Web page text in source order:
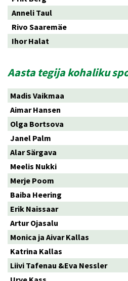
Anneli Taul
Rivo Saaremäe
Ihor Halat
Aasta tegija kohaliku
Madis Vaikmaa
Aimar Hansen
Olga Bortsova
Janel Palm
Alar Särgava
Meelis Nukki
Merje Poom
Baiba Heering
Erik Naissaar
Artur Ojasalu
Monica ja Aivar Kallas
Katrina Kallas
Liivi Tafenau &Eva Nessler